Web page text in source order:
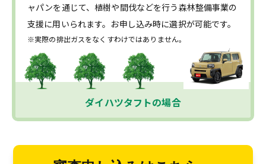
ャパンを通じて、植樹や間伐などを行う森林整備事業の
支援に用いられます。お申し込み時に選択が可能です。
※実際の排出ガスをなくすわけではありません。
ダイハツタフトの場合